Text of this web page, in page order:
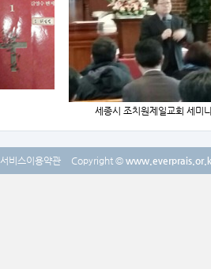
세종시 조치원제일교회 세미
서비스이용약관 Copyright ©